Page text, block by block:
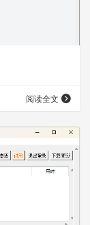
阅读全文